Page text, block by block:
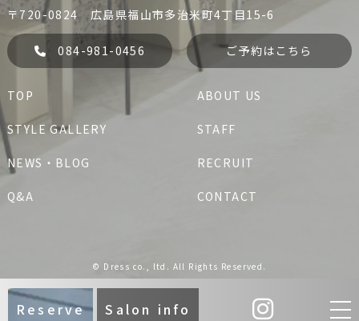
Reserve Salon info
084-999-2229
084-981-5067
nene.
084-981-0456
予約する
liko Dress
jem.
〒720-0824 広島県福山市多治米町4丁目15-6
084-981-0456 ご予約はこちら
TOP ABOUT US
STYLE GALLERY STAFF
NEWS・BLOG RECRUIT
Q&A CONTACT
© Dress co., ltd. All Rights Reserved.